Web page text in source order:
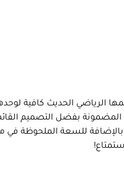
الرياضي الحديث كافية
المضمونة بفضل التصميم
للسعة الملحوظة في